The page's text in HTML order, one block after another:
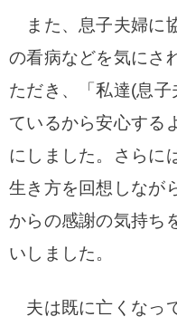
また、息子夫婦に
の看病などを気にさ
ただき、
「私達(息
ているから安心する
にしました。
さらに
生き方を回想しなが
からの感謝の気持ち
いしました。
夫は既に亡くなっ